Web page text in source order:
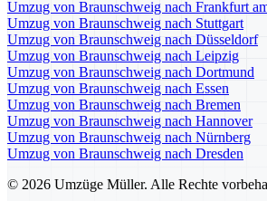
Umzug von Braunschweig nach Frankfurt
Umzug von Braunschweig nach Stuttgart
Umzug von Braunschweig nach Düsseldorf
Umzug von Braunschweig nach Leipzig
Umzug von Braunschweig nach Dortmund
Umzug von Braunschweig nach Essen
Umzug von Braunschweig nach Bremen
Umzug von Braunschweig nach Hannover
Umzug von Braunschweig nach Nürnberg
Umzug von Braunschweig nach Dresden
© 2026 Umzüge Müller. Alle Rechte